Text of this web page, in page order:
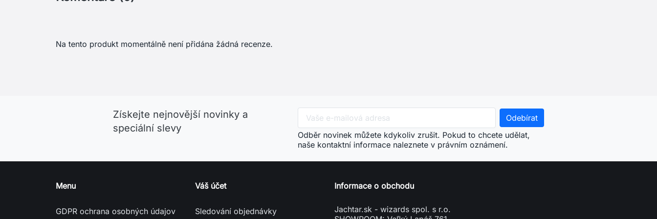
Na tento produkt momentálně není přidána žádná recenze.
Získejte nejnovější novinky a
speciální slevy
Odběr novinek můžete kdykoliv zrušit. Pokud to chcete udělat,
naše kontaktní informace naleznete v právním oznámení.
Menu
GDPR ochrana osobných údajov
Váš účet
Sledování objednávky
Informace o obchodu
Jachtar.sk - wizards spol. s r.o.